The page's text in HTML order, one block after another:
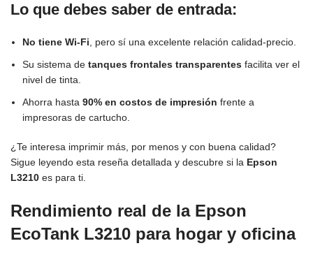
Lo que debes saber de entrada:
No tiene Wi-Fi , pero sí una excelente relación calidad-precio.
Su sistema de tanques frontales transparentes facilita ver el
nivel de tinta.
Ahorra hasta 90% en costos de impresión frente a
impresoras de cartucho.
¿Te interesa imprimir más, por menos y con buena calidad?
Sigue leyendo esta reseña detallada y descubre si la Epson
L3210 es para ti.
Rendimiento real de la Epson
EcoTank L3210 para hogar y oficina